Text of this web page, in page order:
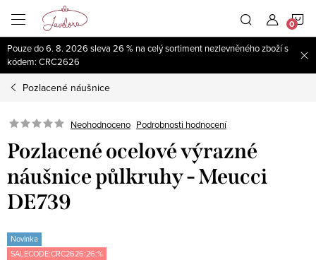
obsah
Pouze do 6. 8. 2026 sleva 26 % na celý sortiment nezlevněného zboží s
kódem: CRC2626
Pozlacené náušnice
Neohodnoceno Podrobnosti hodnocení
Pozlacené ocelové výrazné
náušnice půlkruhy - Meucci
DE739
Novinka
SALECODE:CRC2626:26:%